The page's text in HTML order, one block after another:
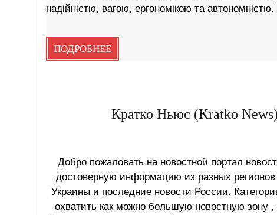
надійністю, вагою, ергономікою та
ПОДРОБНЕЕ
Кратко Ньюс (Kratko
Добро пожаловать на новостной портал
достоверную информацию из разных
Украины и последние новости России.
охватить как можно большую новостную зону